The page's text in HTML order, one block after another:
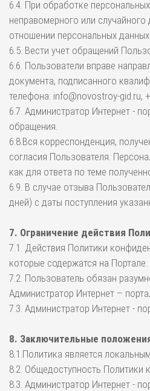
6.4. При обработке
неправомерного или
отношении персональных данных.
6.5. Вести учет обращений
6.6. Пользователи вправе
документа, подписанного
телефона: info@novostroy-gid.ru,
6.7. Администратор Интернет -
обращения.
6.8.Вся корреспонденция,
согласия Пользователя.
как для ответа по теме
6.9. В случае отзыва
дней) с даты поступления
7. Ограничение действия
7.1. Действия Политики
которые содержатся на
7.2. Пользователь обязан
Администратор Интернет –
7.3. Администратор Интернет -
8. Заключительные
8.1.Политика является
8.2. Общедоступность Политики
8.3. Администратор Интернет -